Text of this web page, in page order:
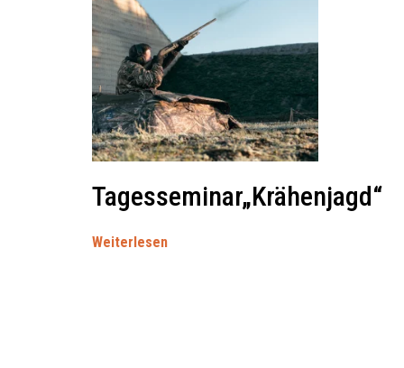
Tagesseminar„Krähenjagd“
Weiterlesen